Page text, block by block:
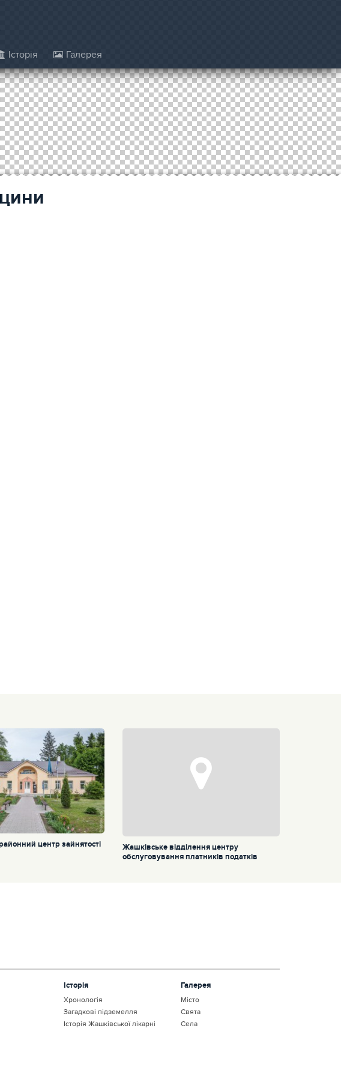
Історія Галерея
центр зайнятості
Жашківське відділення центру
обслуговування платників податків
Історія
Хронологія
Загадкові підземелля
Історія Жашківської лікарні
Галерея
Місто
Свята
Села